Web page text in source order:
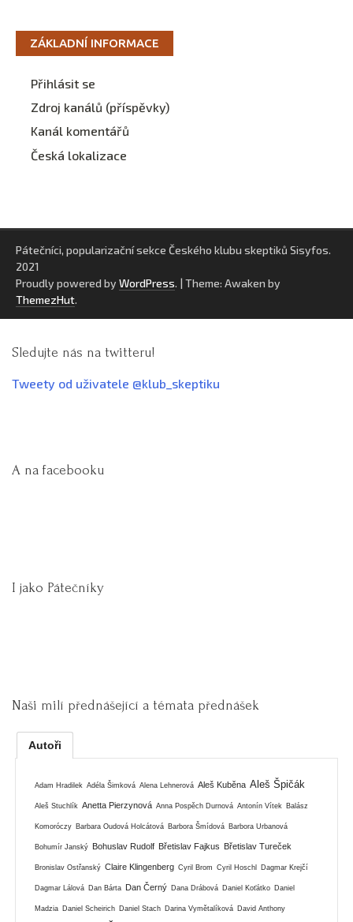
ZÁKLADNÍ INFORMACE
Přihlásit se
Zdroj kanálů (příspěvky)
Kanál komentářů
Česká lokalizace
Pátečníci, popularizační sekce Českého klubu skeptiků Sisyfos.
2021
Proudly powered by WordPress. | Theme: Awaken by
ThemezHut.
Sledujte nás na twitteru!
Tweety od uživatele @klub_skeptiku
A na facebooku
I jako Pátečníky
Naši milí přednášející a témata přednášek
Autoři
Adam Hradilek Adéla Šimková Alena Lehnerová Aleš Kuběna Aleš Špičák
Aleš Stuchlík Anetta Pierzynová Anna Pospěch Durnová Antonín Vítek Balász
Komoróczy Barbara Oudová Holcátová Barbora Šmídová Barbora Urbanová
Bohumír Janský Bohuslav Rudolf Břetislav Fajkus Břetislav Tureček
Bronislav Ostřanský Claire Klingenberg Cyril Brom Cyril Hoschl Dagmar Krejčí
Dagmar Lálová Dan Bárta Dan Černý Dana Drábová Daniel Koťátko Daniel
Madzia Daniel Scheirich Daniel Stach Darina Vymětalíková David Anthony